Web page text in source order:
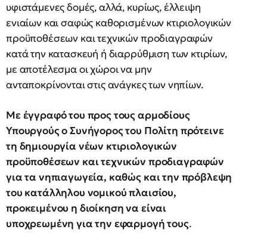
υφιστάμενες δομές, αλλά, κυρίως, έλλειψη
ενιαίων και σαφώς καθορισμένων κτιριολογικών
προϋποθέσεων και τεχνικών προδιαγραφών
κατά την κατασκευή ή διαρρύθμιση των κτιρίων,
με αποτέλεσμα οι χώροι να μην
ανταποκρίνονται στις ανάγκες των νηπίων.
Με έγγραφό του προς τους αρμοδίους
Υπουργούς ο Συνήγορος του Πολίτη πρότεινε
τη δημιουργία νέων κτιριολογικών
προϋποθέσεων και τεχνικών προδιαγραφών
για τα νηπιαγωγεία, καθώς και την πρόβλεψη
του κατάλληλου νομικού πλαισίου,
προκειμένου η διοίκηση να είναι
υποχρεωμένη για την εφαρμογή τους.